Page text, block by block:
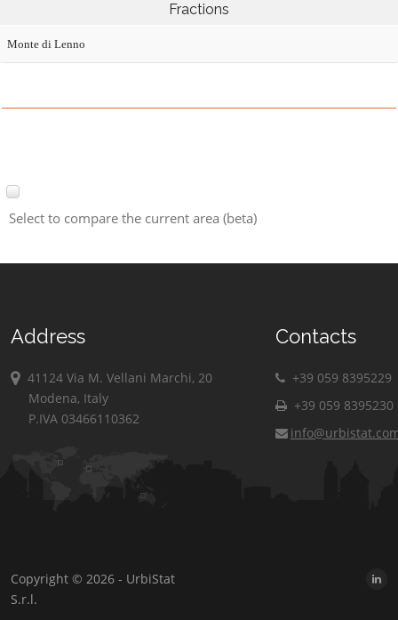
Fractions
Monte di Lenno
Select to compare the current area (beta)
Address
41124 Via M. Vellani Marchi, 20
Modena, Italy
P.IVA 03466110362
Contacts
+39 059 8395229
+39 059 8395230
Copyright © 2026 - UrbiStat
S.r.l.